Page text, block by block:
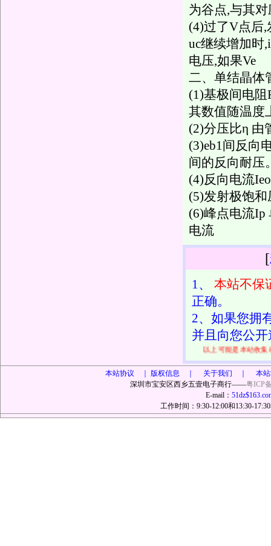
为谷点,与其
(4)过了V点后
uc继续增加时
电压,如果Ve
二、单结晶体
(1)基极间电阻
其数值随温度
(2)分压比η 由
(3)eb1间反向
间的反向耐压
(4)反向电流
(5)发射极饱和
(6)峰点电流Ip
电流
[
1、
本站不保
正确。
2、如果您拥
并且向您公
以上可能是本站收
本站协议 ｜
版权信息 ｜ 关于我们 ｜ 本
深圳市宝安区西乡五壹电子商行——粤ICP
E-mail：
工作时间：9:30-12:00和13:30-